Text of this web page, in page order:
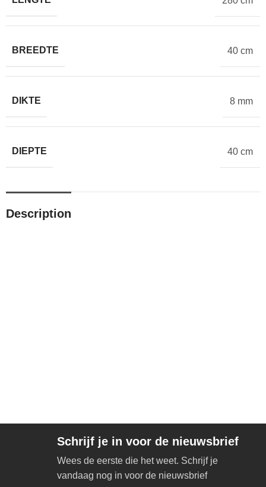
BREEDTE 40 cm
DIKTE 8 mm
DIEPTE 40 cm
Description
Schrijf je in voor de nieuwsbrief
Wees de eerste die het weet. Schrijf je
vandaag nog in voor de nieuwsbrief